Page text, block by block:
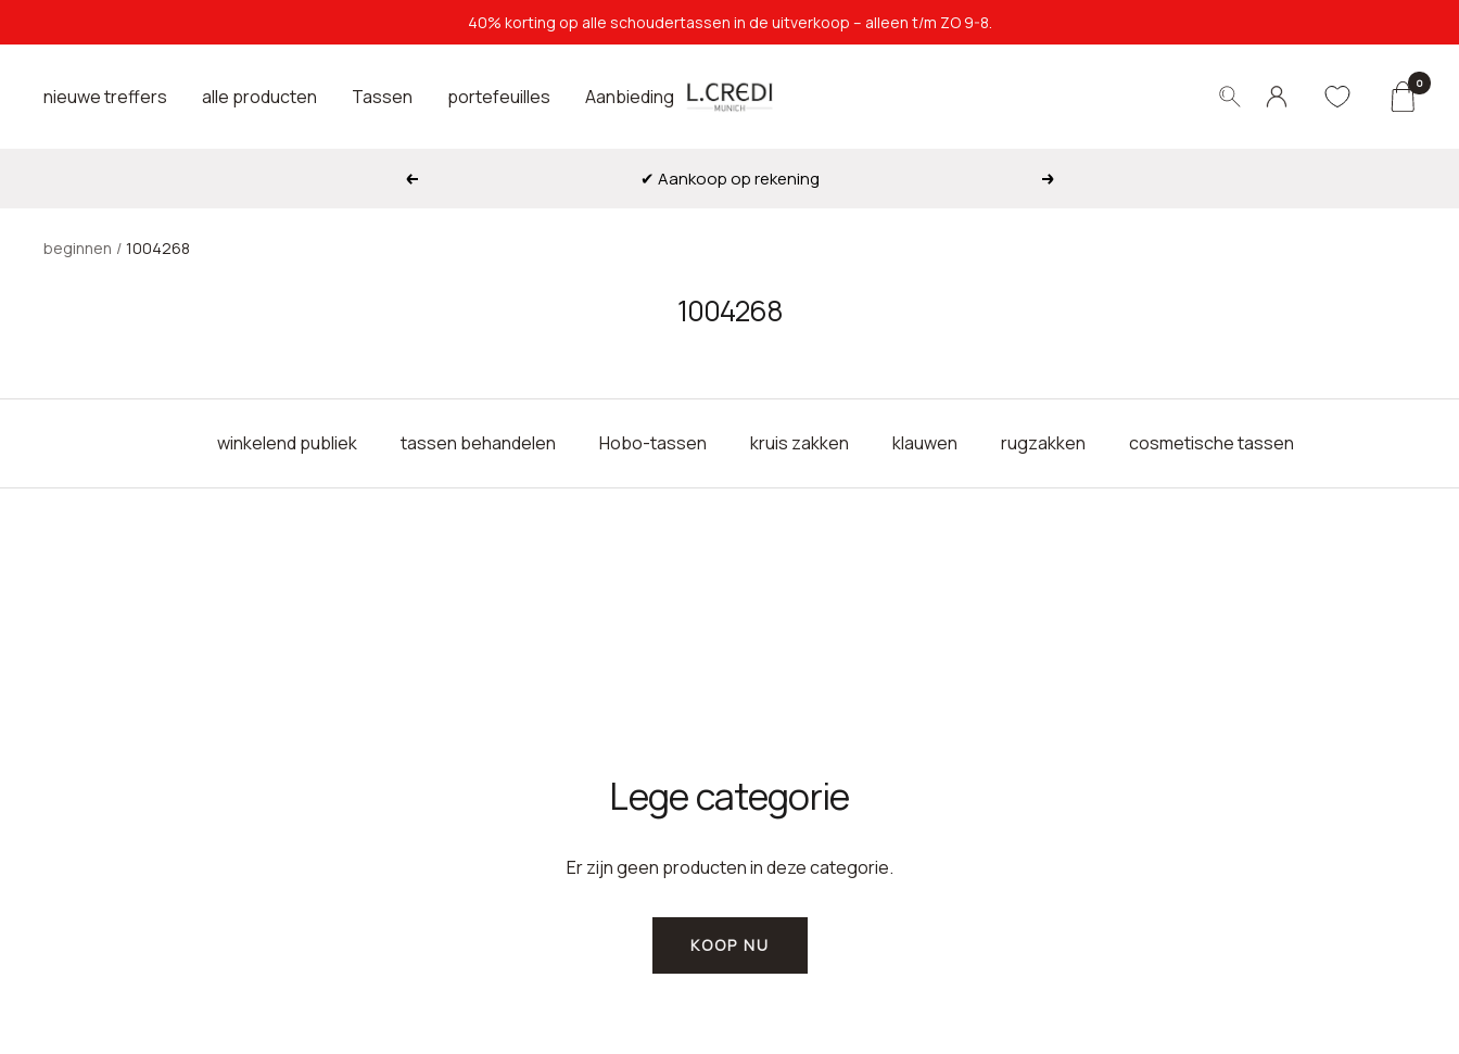
naar
inhoud
40% korting op alle schoudertassen in de uitverkoop – alleen t/m ZO 9-8.
nieuwe treffers alle producten Tassen portefeuilles Aanbieding
L.Credi
0
Opbrengst ✔ Aankoop op rekening Verder
beginnen 1004268
1004268
winkelend publiek tassen behandelen Hobo-tassen kruis zakken klauwen rugzakken cosmetische tassen
Lege categorie
Er zijn geen producten in deze categorie.
KOOP NU